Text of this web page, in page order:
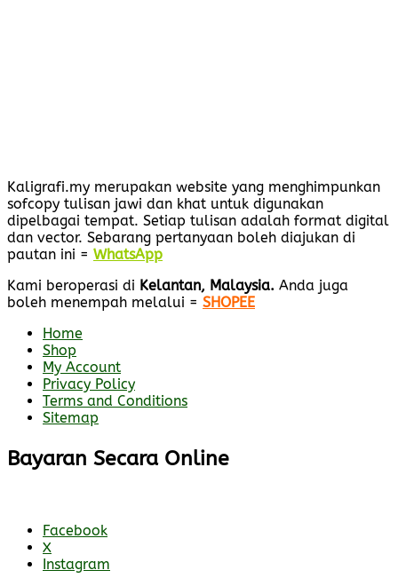
Kaligrafi.my merupakan website yang menghimpunkan
sofcopy tulisan jawi dan khat untuk digunakan
dipelbagai tempat. Setiap tulisan adalah format digital
dan vector. Sebarang pertanyaan boleh diajukan di
pautan ini = WhatsApp
Kami beroperasi di Kelantan, Malaysia. Anda juga
boleh menempah melalui = SHOPEE
Home
Shop
My Account
Privacy Policy
Terms and Conditions
Sitemap
Bayaran Secara Online
Facebook
X
Instagram